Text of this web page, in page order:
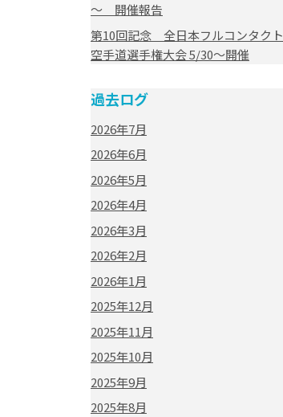
～ 開催報告
第10回記念 全日本フルコンタクト
空手道選手権大会 5/30～開催
過去ログ
2026年7月
2026年6月
2026年5月
2026年4月
2026年3月
2026年2月
2026年1月
2025年12月
2025年11月
2025年10月
2025年9月
2025年8月